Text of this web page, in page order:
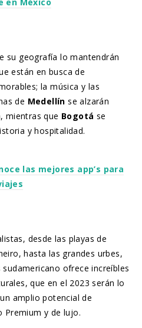
su geografía lo mantendrán
están en busca de
la música y las
de Medellín se alzarán
mientras que Bogotá se
y hospitalidad.
las mejores app’s para
desde las playas de
hasta las grandes urbes,
sudamericano ofrece increíbles
que en el 2023 serán lo
amplio potencial de
Premium y de lujo.